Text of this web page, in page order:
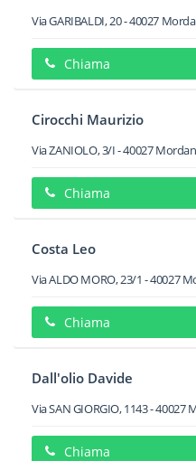
Via GARIBALDI, 20-40027
Chiama
Cirocchi Maurizio
Via ZANIOLO, 3/I-40027
Chiama
Costa Leo
Via ALDO MORO, 23/1 -40027
Chiama
Dall'olio Davide
Via SAN GIORGIO, 1143-40027
Chiama